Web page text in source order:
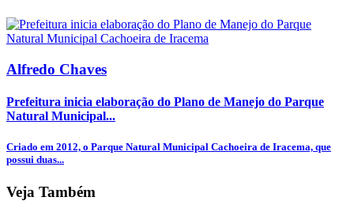
Alfredo Chaves
Prefeitura inicia elaboração do Plano de Manejo do Parque
Natural Municipal...
Criado em 2012, o Parque Natural Municipal Cachoeira de Iracema, que
possui duas...
Veja Também